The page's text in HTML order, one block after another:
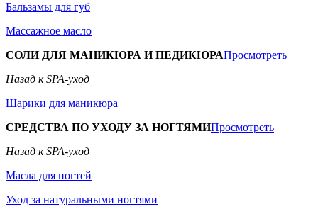
Бальзамы для губ
Массажное масло
СОЛИ ДЛЯ МАНИКЮРА И ПЕДИКЮРАПросмотреть
Назад к SPA-уход
Шарики для маникюра
СРЕДСТВА ПО УХОДУ ЗА НОГТЯМИПросмотреть
Назад к SPA-уход
Масла для ногтей
Уход за натуральными ногтями